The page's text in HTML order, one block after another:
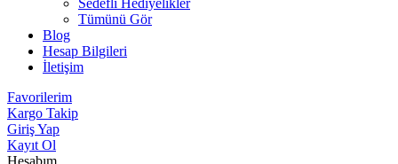
Sedefli Hediyelikler
Tümünü Gör
Blog
Hesap Bilgileri
İletişim
Favorilerim
Kargo Takip
Giriş Yap
Kayıt Ol
Hesabım